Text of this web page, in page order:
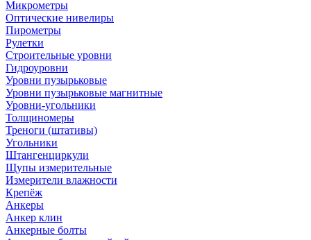
Микрометры
Оптические нивелиры
Пирометры
Рулетки
Строительные уровни
Гидроуровни
Уровни пузырьковые
Уровни пузырьковые магнитные
Уровни-угольники
Толщиномеры
Треноги (штативы)
Угольники
Штангенциркули
Щупы измерительные
Измерители влажности
Крепёж
Анкеры
Анкер клин
Анкерные болты